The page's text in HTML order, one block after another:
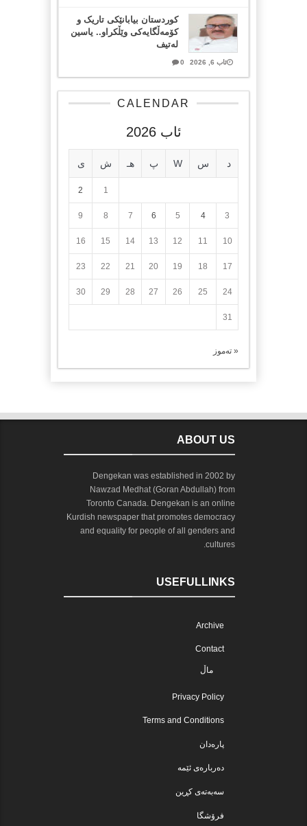
کوردستان بیابانێکی تاریک و
کۆمەڵگایەکی وێڵکراو.. یاسین
لەتیف
ئاب 6, 2026 0
CALENDAR
ئاب 2026
د س W پ هـ ش ی
1
2
3
4
5
6
7
8
9
10
11
12
13
14
15
16
17
18
19
20
21
22
23
24
25
26
27
28
29
30
31
« تەموز
ABOUT US
Dengekan was established in 2002 by
Nawzad Medhat (Goran Abdullah) from
Toronto Canada. Dengekan is an online
Kurdish newspaper that promotes democracy
and equality for people of all genders and
cultures.
USEFULLINKS
Archive
Contact
ماڵ
Privacy Policy
Terms and Conditions
پارەدان
دەربارەی ئێمە
سەبەتەی کڕین
فرۆشگا